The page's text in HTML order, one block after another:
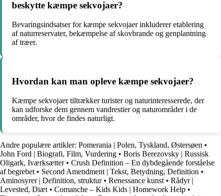
beskytte kæmpe sekvojaer?
Bevaringsindsatser for kæmpe sekvojaer inkluderer etablering
af naturreservater, bekæmpelse af skovbrande og genplantning
af træer.
Hvordan kan man opleve kæmpe sekvojaer?
Kæmpe sekvojaer tiltrækker turister og naturinteresserede, der
kan udforske dem gennem vandrestier og naturområder i de
områder, hvor de findes naturligt.
Andre populære artikler: Pomerania | Polen, Tyskland, Østersøen •
John Ford | Biografi, Film, Vurdering • Boris Berezovsky | Russisk
Oligark, Iværksætter• Crush Definition – En dybdegående forståelse
af begrebet • Second Amendment | Tekst, Betydning, Definition •
Aminosyrer | Definition, struktur• Renessance kunst • Rådyr |
Levested, Diæt • Comanche – Kids Kids | Homework Help •